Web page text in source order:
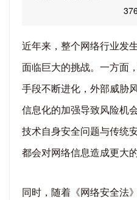
近年来，整个网络行业发
面临巨大的挑战。一方面
手段不断进化，外部威胁
信息化的加强导致风险机
技术自身安全问题与传统
都会对网络信息造成更大
同时，随着《网络安全法